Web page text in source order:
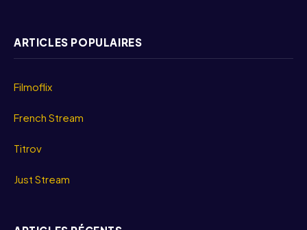
ARTICLES POPULAIRES
Filmoflix
French Stream
Titrov
Just Stream